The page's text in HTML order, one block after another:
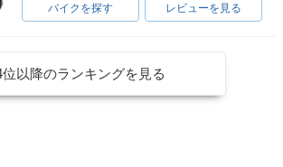
バイクを探す レビューを見る
位以降のランキングを見る